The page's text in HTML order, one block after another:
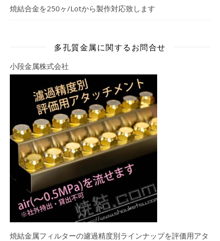
焼結合金を250ヶ/Lotから製作対応致します
多孔質金属に関するお問合せ
小段金属株式会社
焼結金属フィルターの濾過精度別ラインナップを評価用アタ